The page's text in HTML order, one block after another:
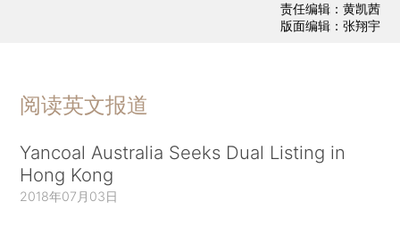
责任编辑：黄凯茜
版面编辑：张翔宇
阅读英文报道
Yancoal Australia Seeks Dual Listing in
Hong Kong
2018年07月03日